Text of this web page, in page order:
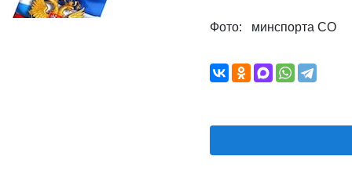
Фото: минспорта СО